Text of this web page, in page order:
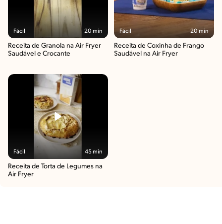
Fácil 20 min
Receita de Granola na Air Fryer
Saudável e Crocante
Fácil 20 min
Receita de Coxinha de Frango
Saudável na Air Fryer
Fácil 45 min
Receita de Torta de Legumes na
Air Fryer